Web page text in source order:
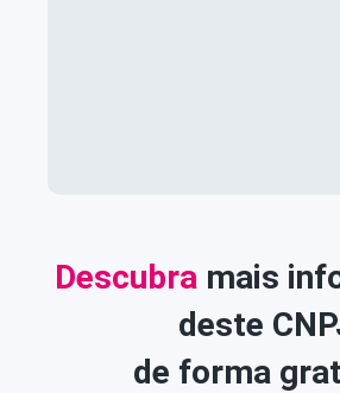
Descubra mais
deste
de forma